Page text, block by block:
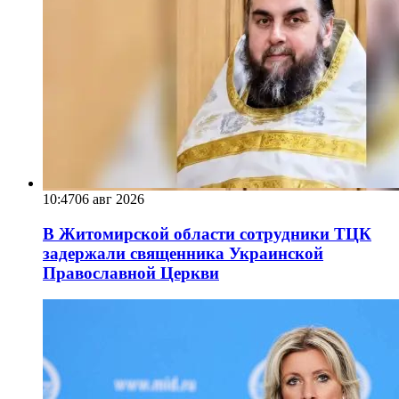
10:4706 авг 2026
В Житомирской области сотрудники ТЦК
задержали священника Украинской
Православной Церкви